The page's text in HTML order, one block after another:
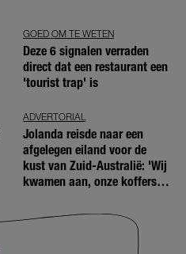
GOED OM TE WETEN
Deze 6 signalen verraden
direct dat een restaurant een
'tourist trap' is
ADVERTORIAL
Jolanda reisde naar een
afgelegen eiland voor de
kust van Zuid-Australië: 'Wij
kwamen aan, onze koffers